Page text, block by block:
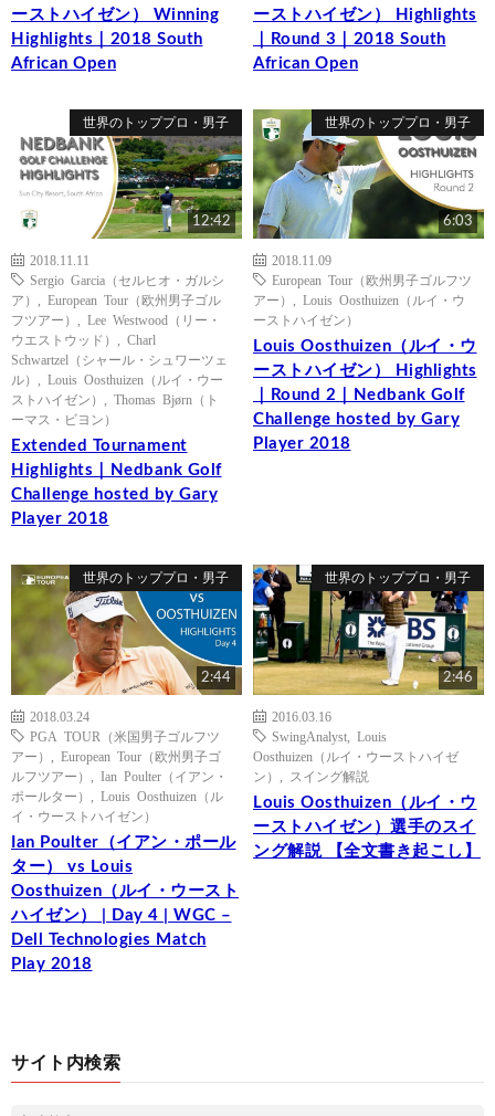
ーストハイゼン） Winning
Highlights｜2018 South
African Open
ーストハイゼン） Highlights
｜Round 3｜2018 South
African Open
世界のトッププロ・男子
12:42
2018.11.11
Sergio Garcia（セルヒオ・ガルシ
ア）
European Tour（欧州男子ゴル
フツアー）
Lee Westwood（リー・
ウエストウッド）
Charl
Schwartzel（シャール・シュワーツェ
ル）
Louis Oosthuizen（ルイ・ウー
ストハイゼン）
Thomas Bjørn（ト
ーマス・ビヨン）
Extended Tournament
Highlights｜Nedbank Golf
Challenge hosted by Gary
Player 2018
世界のトッププロ・男子
6:03
2018.11.09
European Tour（欧州男子ゴルフツ
アー）
Louis Oosthuizen（ルイ・ウ
ーストハイゼン）
Louis Oosthuizen（ルイ・ウ
ーストハイゼン） Highlights
｜Round 2｜Nedbank Golf
Challenge hosted by Gary
Player 2018
世界のトッププロ・男子
2:44
2018.03.24
PGA TOUR（米国男子ゴルフツ
アー）
European Tour（欧州男子ゴ
ルフツアー）
Ian Poulter（イアン・
ポールター）
Louis Oosthuizen（ル
イ・ウーストハイゼン）
Ian Poulter（イアン・ポール
ター） vs Louis
Oosthuizen（ルイ・ウースト
ハイゼン） | Day 4 | WGC –
Dell Technologies Match
Play 2018
世界のトッププロ・男子
2:46
2016.03.16
SwingAnalyst
Louis
Oosthuizen（ルイ・ウーストハイゼ
ン）
スイング解説
Louis Oosthuizen（ルイ・ウ
ーストハイゼン）選手のスイ
ング解説 【全文書き起こし】
サイト内検索